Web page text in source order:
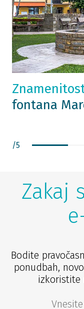
fontana
/5
Zakaj
Bodite
ponudbah,
izkoristite